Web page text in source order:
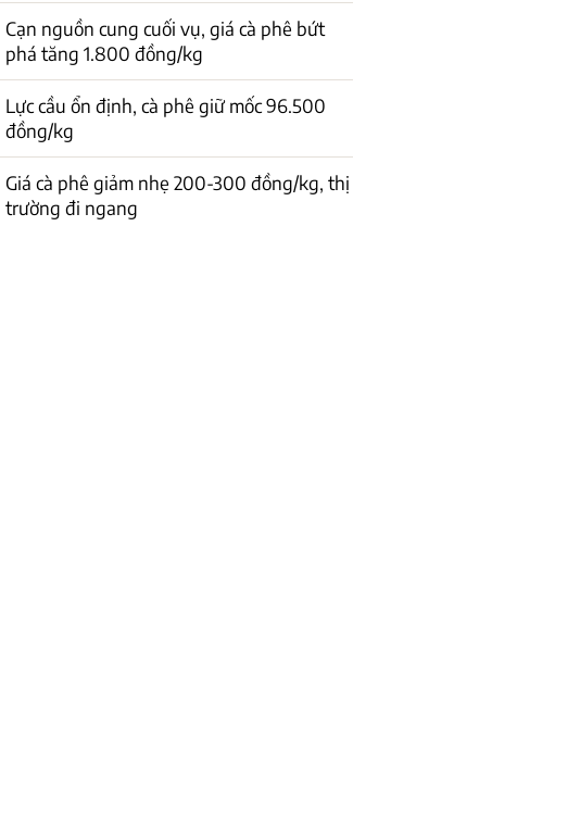
Cạn nguồn cung cuối vụ, giá cà phê bứt
phá tăng 1.800 đồng/kg
Lực cầu ổn định, cà phê giữ mốc 96.500
đồng/kg
Giá cà phê giảm nhẹ 200-300 đồng/kg, thị
trường đi ngang